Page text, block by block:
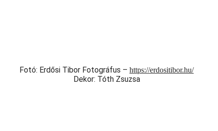
Fotó: Erdősi Tibor Fotográfus – https://erdositibor.hu/
Dekor: Tóth Zsuzsa